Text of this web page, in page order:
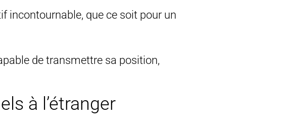
incontournable, que ce soit pour un
de transmettre sa position,
à l’étranger